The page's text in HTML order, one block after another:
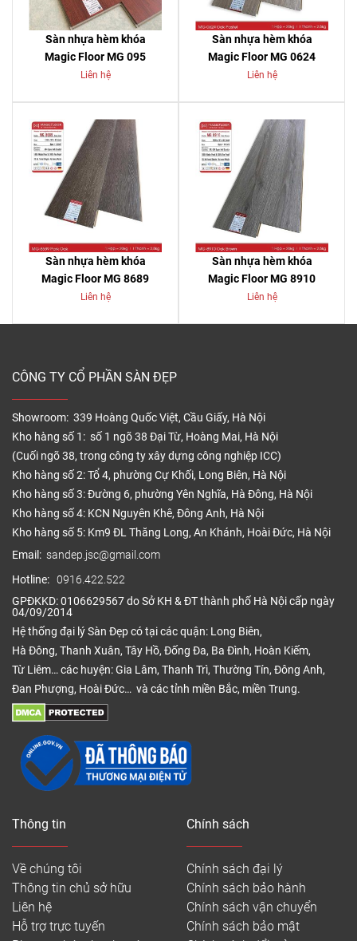
Sàn nhựa hèm khóa
Magic Floor MG 095
Liên hệ
Sàn nhựa hèm khóa
Magic Floor MG 0624
Liên hệ
Sàn nhựa hèm khóa
Magic Floor MG 8689
Liên hệ
Sàn nhựa hèm khóa
Magic Floor MG 8910
Liên hệ
CÔNG TY CỔ PHẦN SÀN ĐẸP
Showroom: 339 Hoàng Quốc Việt, Cầu Giấy, Hà Nội
Kho hàng số 1: số 1 ngõ 38 Đại Từ, Hoàng Mai, Hà Nội
(Cuối ngõ 38, trong công ty xây dựng công nghiệp ICC)
Kho hàng số 2: Tổ 4, phường Cự Khối, Long Biên, Hà Nội
Kho hàng số 3: Đường 6, phường Yên Nghĩa, Hà Đông, Hà Nội
Kho hàng số 4: KCN Nguyên Khê, Đông Anh, Hà Nội
Kho hàng số 5: Km9 ĐL Thăng Long, An Khánh, Hoài Đức, Hà Nội
Email: sandep.jsc@gmail.com
Hotline: 0916.422.522
GPĐKKD: 0106629567 do Sở KH & ĐT thành phố Hà Nội cấp ngày
04/09/2014
Hệ thống đại lý Sàn Đẹp có tại các quận: Long Biên,
Hà Đông, Thanh Xuân, Tây Hồ, Đống Đa, Ba Đình, Hoàn Kiếm,
Từ Liêm… các huyện: Gia Lâm, Thanh Trì, Thường Tín, Đông Anh,
Đan Phượng, Hoài Đức… và các tỉnh miền Bắc, miền Trung.
Thông tin
Về chúng tôi
Thông tin chủ sở hữu
Liên hệ
Hỗ trợ trực tuyến
Chính sách
Chính sách đại lý
Chính sách bảo hành
Chính sách vận chuyển
Chính sách bảo mật